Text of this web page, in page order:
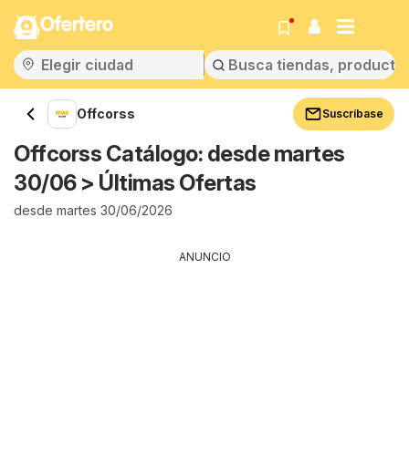
Ofertero
Offcorss Suscríbase
Offcorss Catálogo: desde martes
30/06 > Últimas Ofertas
desde martes 30/06/2026
ANUNCIO